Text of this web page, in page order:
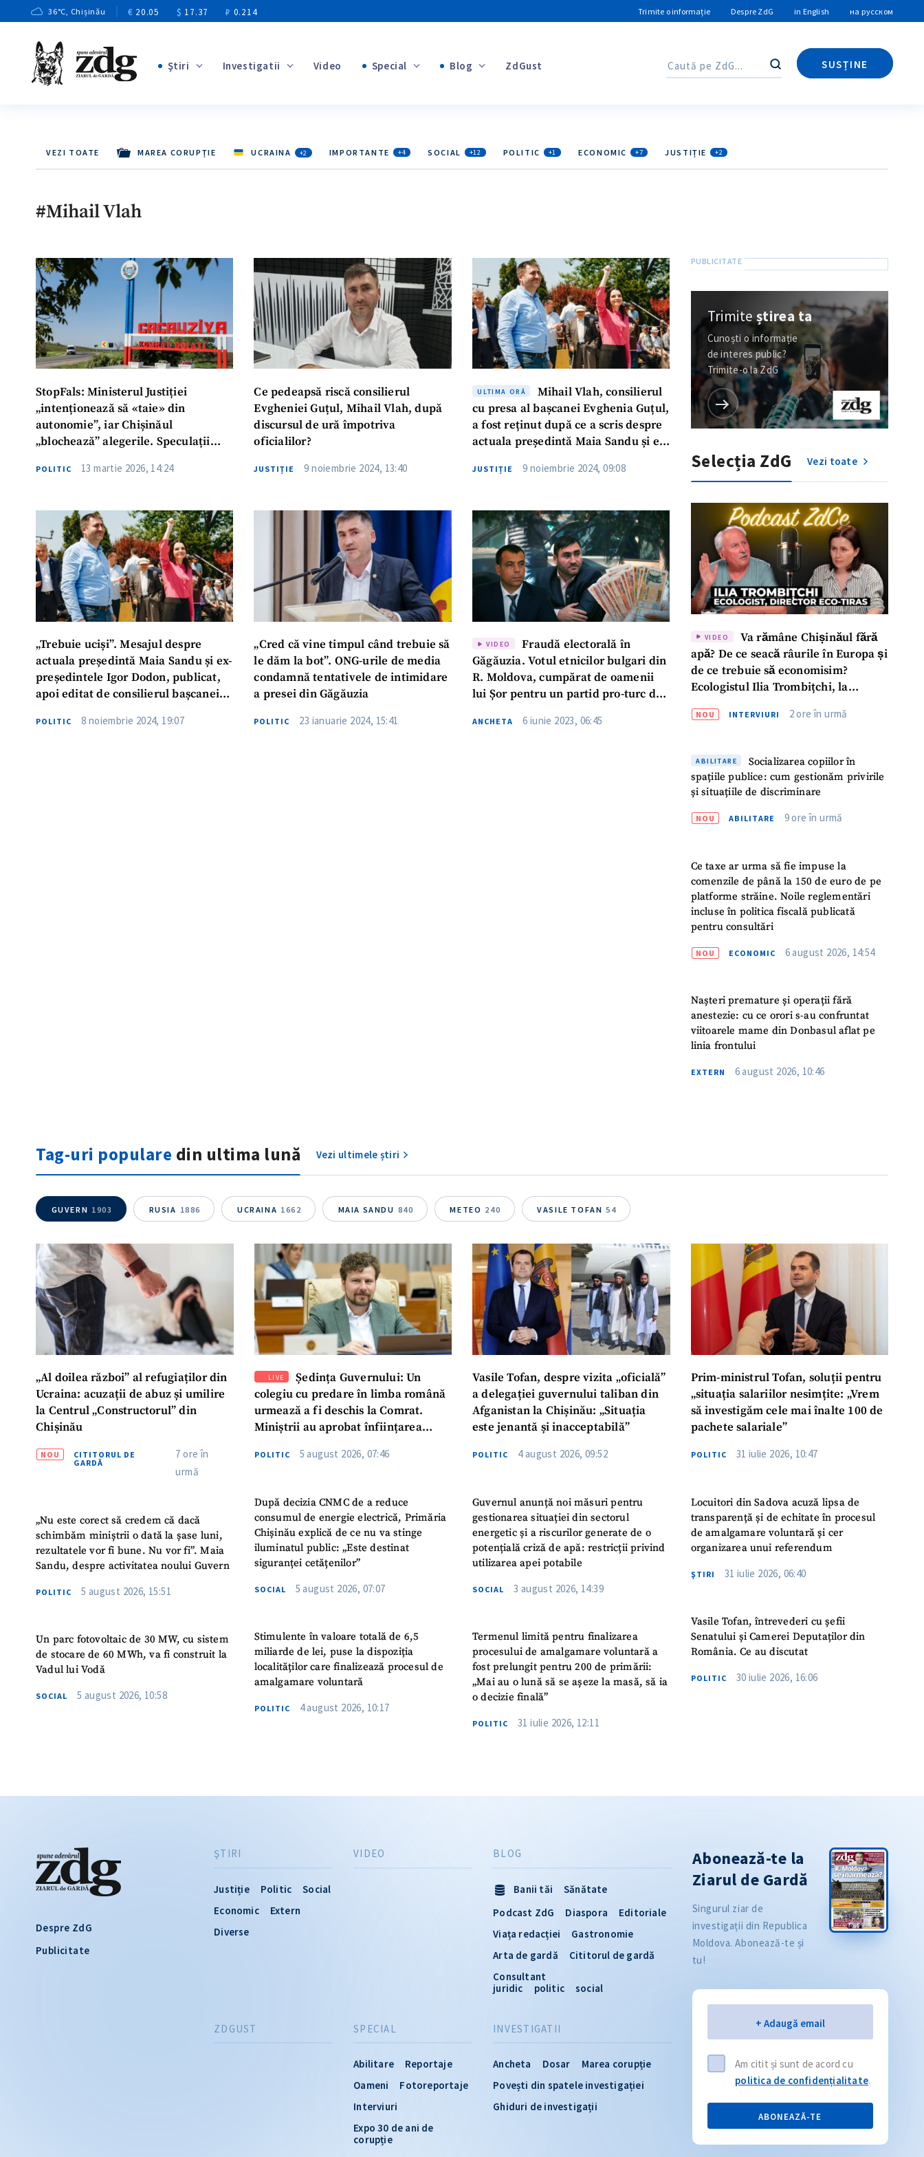
36°C, Chișinău € 20.05 $ 17.37 ₽ 0.214 Trimite o informație Despre ZdG in English на русском
Ştiri Investigatii Video Special Blog ZdGust Caută
SUSȚINE
Caută
VEZI TOATE MAREA CORUPȚIE UCRAINA +2 IMPORTANTE +4 SOCIAL +12 POLITIC +1 ECONOMIC +7 JUSTIȚIE +2
#Mihail Vlah
StopFals: Ministerul Justiției
„intenționează să «taie» din
autonomie”, iar Chișinăul
„blochează” alegerile. Speculații
Populară a Găgăuziei
POLITIC 13 martie 2026, 14:24
Ce pedeapsă riscă consilierul
Evgheniei Guțul, Mihail Vlah, după
discursul de ură împotriva
oficialilor?
JUSTIȚIE 9 noiembrie 2024, 13:40
ULTIMA ORĂ
Mihail Vlah, consilierul
cu presa al bașcanei Evghenia Guțul,
a fost reținut după ce a scris despre
actuala președintă Maia Sandu și ex-
„trebuie uciși”
JUSTIȚIE 9 noiembrie 2024, 09:08
„Trebuie uciși”. Mesajul despre
actuala președintă Maia Sandu și ex-
președintele Igor Dodon, publicat,
apoi editat de consilierul bașcanei
POLITIC 8 noiembrie 2024, 19:07
„Cred că vine timpul când trebuie să
le dăm la bot”. ONG-urile de media
condamnă tentativele de intimidare
a presei din Găgăuzia
POLITIC 23 ianuarie 2024, 15:41
VIDEO
Fraudă electorală în
Găgăuzia. Votul etnicilor bulgari din
R. Moldova, cumpărat de oamenii
lui Șor pentru un partid pro-turc de
ANCHETA 6 iunie 2023, 06:45
Trimiteștirea ta
Cunoști o informație
de interes public?
Trimite-o la ZdG
Selecția ZdG Vezi toate
VIDEO
Va rămâne Chișinăul fără
apă? De ce seacă râurile în Europa și
de ce trebuie să economisim?
Ecologistul Ilia Trombițchi, la
NOU INTERVIURI 2 ore în urmă
ABILITARE
Socializarea copiilor în
spațiile publice: cum gestionăm privirile
și situațiile de discriminare
NOU ABILITARE 9 ore în urmă
Ce taxe ar urma să fie impuse la
comenzile de până la 150 de euro de pe
platforme străine. Noile reglementări
incluse în politica fiscală publicată
pentru consultări
NOU ECONOMIC 6 august 2026, 14:54
Nașteri premature și operații fără
anestezie: cu ce orori s-au confruntat
viitoarele mame din Donbasul aflat pe
linia frontului
EXTERN 6 august 2026, 10:46
Tag-uri populare din ultima lună Vezi ultimele știri
GUVERN 1903 RUSIA 1886 UCRAINA 1662 MAIA SANDU 840 METEO 240 VASILE TOFAN 54
„Al doilea război” al refugiaților din
Ucraina: acuzații de abuz și umilire
la Centrul „Constructorul” din
Chișinău
NOU
CITITORUL DE
GARDĂ
7 ore în
urmă
„Nu este corect să credem că dacă
schimbăm miniștrii o dată la șase luni,
rezultatele vor fi bune. Nu vor fi”. Maia
Sandu, despre activitatea noului Guvern
POLITIC 5 august 2026, 15:51
Un parc fotovoltaic de 30 MW, cu sistem
de stocare de 60 MWh, va fi construit la
Vadul lui Vodă
SOCIAL 5 august 2026, 10:58
LIVE
Ședința Guvernului: Un
colegiu cu predare în limba română
urmează a fi deschis la Comrat.
Miniștrii au aprobat înființarea
Turc „Recep Tayyip Erdogan”
POLITIC 5 august 2026, 07:46
După decizia CNMC de a reduce
consumul de energie electrică, Primăria
Chișinău explică de ce nu va stinge
iluminatul public: „Este destinat
siguranței cetățenilor”
SOCIAL 5 august 2026, 07:07
Stimulente în valoare totală de 6,5
miliarde de lei, puse la dispoziția
localităților care finalizează procesul de
amalgamare voluntară
POLITIC 4 august 2026, 10:17
Vasile Tofan, despre vizita „oficială”
a delegației guvernului taliban din
Afganistan la Chișinău: „Situația
este jenantă și inacceptabilă”
POLITIC 4 august 2026, 09:52
Guvernul anunță noi măsuri pentru
gestionarea situației din sectorul
energetic și a riscurilor generate de o
potențială criză de apă: restricții privind
utilizarea apei potabile
SOCIAL 3 august 2026, 14:39
Termenul limită pentru finalizarea
procesului de amalgamare voluntară a
fost prelungit pentru 200 de primării:
„Mai au o lună să se așeze la masă, să ia
o decizie finală”
POLITIC 31 iulie 2026, 12:11
Prim-ministrul Tofan, soluții pentru
„situația salariilor nesimțite: „Vrem
să investigăm cele mai înalte 100 de
pachete salariale”
POLITIC 31 iulie 2026, 10:47
Locuitori din Sadova acuză lipsa de
transparență și de echitate în procesul
de amalgamare voluntară și cer
organizarea unui referendum
ŞTIRI 31 iulie 2026, 06:40
Vasile Tofan, întrevederi cu șefii
Senatului și Camerei Deputaților din
România. Ce au discutat
POLITIC 30 iulie 2026, 16:06
Despre ZdG
Publicitate
ŞTIRI
Justiție Politic
Social
Economic
Extern
Diverse
INVESTIGATII
Ancheta Dosar
Marea corupție
Povești din spatele investigației
Ghiduri de investigații
VIDEO
SPECIAL
Abilitare
Reportaje
Oameni
Fotoreportaje
Interviuri
Expo 30 de ani de
corupție
BLOG
Banii tăi
Sănătate
Podcast ZdG
Diaspora
Editoriale
Viața redacției
Gastronomie
Arta de gardă
Cititorul de gardă
Consultant
juridic
politic social
ZDGUST
Abonează-te la
Ziarul de Gardă
Singurul ziar de
investigații din Republica
Moldova. Abonează-te și
tu!
+ Adaugă email
Am citit și sunt de acord cu
politica de confidențialitate.
ABONEAZĂ-TE
+ Link media
Mesajul știrei + Mesajul știrei
Am citit și sunt de acord cu
politica de
confidențialitate.
TRIMITE ȘTIREA